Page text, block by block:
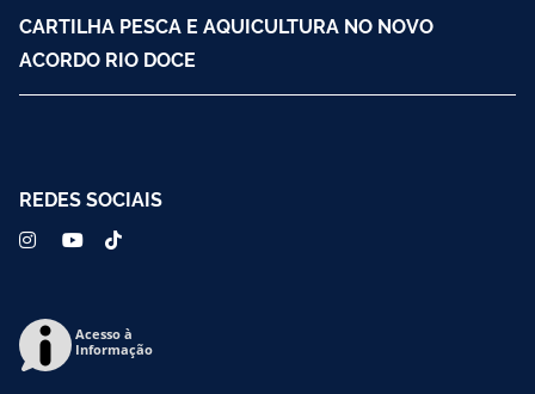
CARTILHA PESCA E AQUICULTURA NO NOVO
ACORDO RIO DOCE
REDES SOCIAIS
Acesso à
Informação